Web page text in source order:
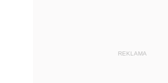
REKLAMA